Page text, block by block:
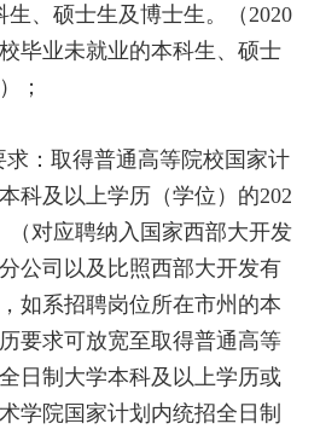
生、硕士生及博士生。（2020
毕业未就业的本科生、硕士
；
求：取得普通高等院校国家计
科及以上学历（学位）的202
（对应聘纳入国家西部大开发
公司以及比照西部大开发有
如系招聘岗位所在市州的本
要求可放宽至取得普通高等
日制大学本科及以上学历或
学院国家计划内统招全日制